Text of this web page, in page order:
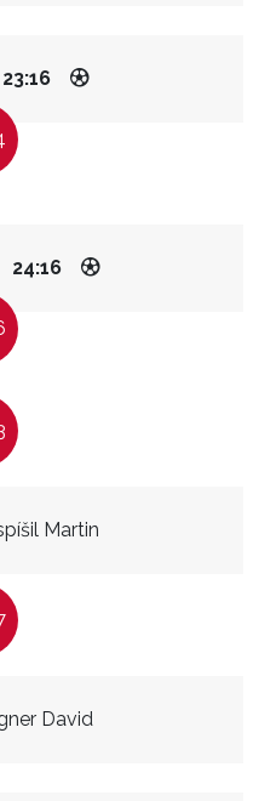
23:16
24:16
Martin
David